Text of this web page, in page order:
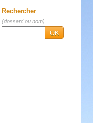
Rechercher
(dossard ou nom)
OK